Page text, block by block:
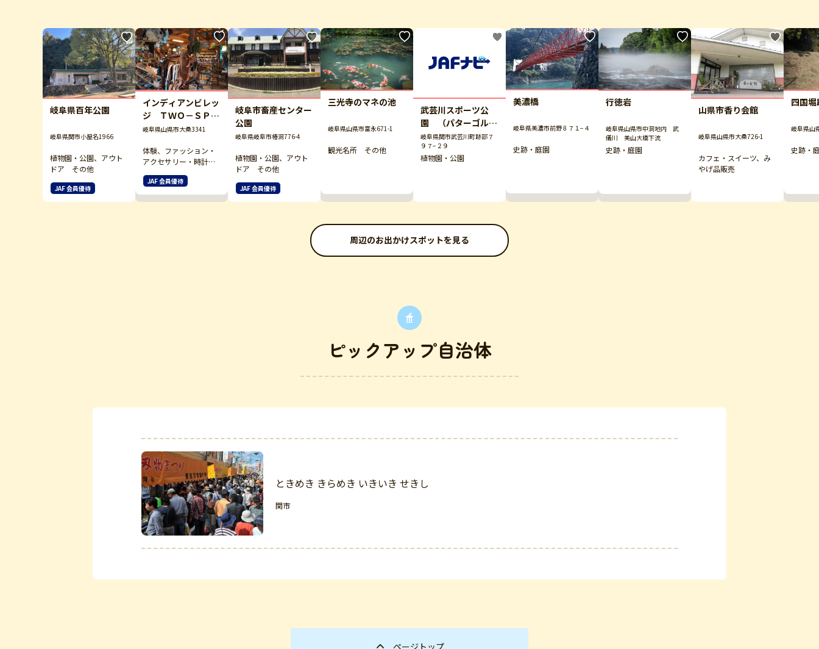
岐阜県百年公園
岐阜県関市小屋名1966
植物園・公園、アウト
ドア その他
JAF 会員優待
インディアンビレッ
ジ ＴＷＯ－ＳＰＩ
ＲＩＴＳ
岐阜県山県市大桑3341
体験、ファッション・
アクセサリー・時計・
JAF 会員優待
岐阜市畜産センター
公園
岐阜県岐阜市椿洞776-4
植物園・公園、アウト
ドア その他
JAF 会員優待
三光寺のマネの池
岐阜県山県市富永671-1
観光名所 その他
武芸川スポーツ公
園 （パターゴルフ
場）
岐阜県関市武芸川町跡部７
９７−２９
植物園・公園
美濃橋
岐阜県美濃市前野８７１−４
史跡・庭園
行徳岩
岐阜県山県市中洞地内 武
儀川 美山大橋下流
史跡・庭園
山県市香り会館
岐阜県山県市大桑726-1
カフェ・スイーツ、み
やげ品販売
四国堀
岐阜県山
史跡・
周辺のお出かけスポットを見る
ピックアップ自治体
ときめき きらめき いきいき せきし
関市
ページトップ